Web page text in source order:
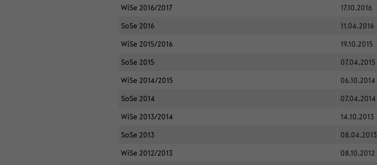
WiSe 2016/2017
17.10.2016
SoSe 2016
11.04.2016
WiSe 2015/2016
19.10.2015
SoSe 2015
07.04.2015
WiSe 2014/2015
06.10.2014
SoSe 2014
07.04.2014
WiSe 2013/2014
14.10.2013
SoSe 2013
08.04.2013
WiSe 2012/2013
08.10.2012